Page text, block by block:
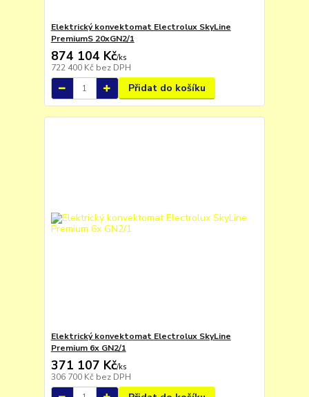
Elektrický konvektomat Electrolux SkyLine
PremiumS 20xGN2/1
874 104 Kč/ks
722 400 Kč bez DPH
Přidat do košíku
Elektrický konvektomat Electrolux SkyLine
Premium 6x GN2/1
371 107 Kč/ks
306 700 Kč bez DPH